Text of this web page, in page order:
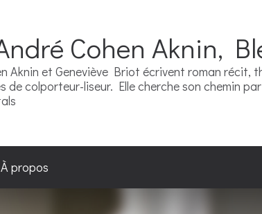
Cohen Aknin,
Aknin et Geneviève Briot écrivent roman récit,
colporteur-liseur. Elle cherche son chemin
À propos